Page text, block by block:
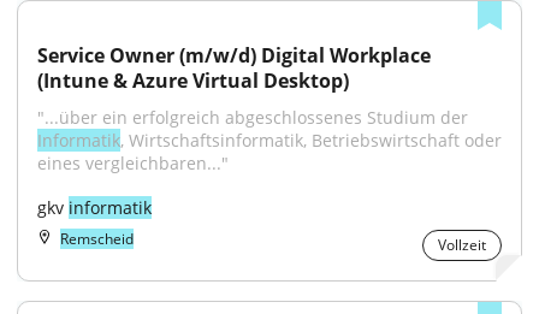
Service Owner (m/w/d) Digital Workplace
(Intune & Azure Virtual Desktop)
Informatik, Wirtschaftsinformatik, Betriebswirtschaft oder
eines vergleichbaren..."
gkv informatik
Remscheid Vollzeit